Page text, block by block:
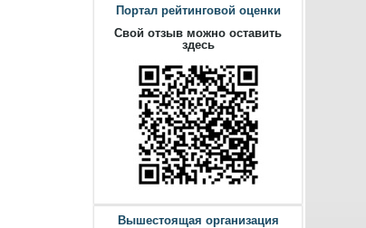
Портал рейтинговой оценки
Свой отзыв можно оставить
здесь
Вышестоящая организация